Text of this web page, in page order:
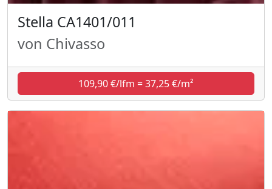
Stella CA1401/011
von Chivasso
109,90 €/lfm = 37,25 €/m²